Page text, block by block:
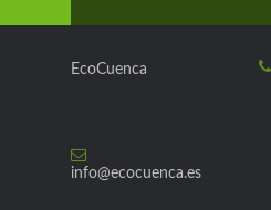
EcoCuenca
info@ecocuenca.es